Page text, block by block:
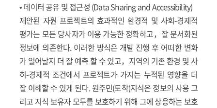
• 데이터 공유 및 접근성 (Data Sharing and Accessibility)
제안된 자원 프로젝트의 효과적인 환경적 및 사회-경제적
평가는 모든 당사자가 이용 가능한 정확하고，잘 문서화된
정보에 의존한다. 이러한 방식은 개발 진행 후 어떠한 변화
가 일어날지 더 잘 예측 할 수 있고，지역의 기존 환경 및 사
히-경제적 조건에서 프로젝트가 가지는 누적된 영향을 더
잘 이해할 수 있게 된다. 원주민(토착)지식은 정보의 사용 그
리고 지식 보유자 모두를 보호하기 위해 그에 상응하는 보호